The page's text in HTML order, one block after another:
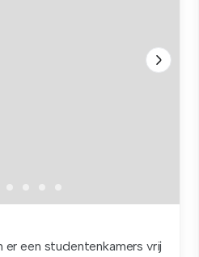
een studentenkamers vrij